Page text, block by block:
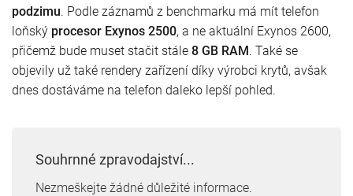
podzimu. Podle záznamů z benchmarku má mít telefon
loňský procesor Exynos 2500, a ne aktuální Exynos 2600,
přičemž bude muset stačit stále 8 GB RAM. Také se
objevily už také rendery zařízení díky výrobci krytů, avšak
dnes dostáváme na telefon daleko lepší pohled.
Souhrnné zpravodajství...
Nezmeškejte žádné důležité informace.